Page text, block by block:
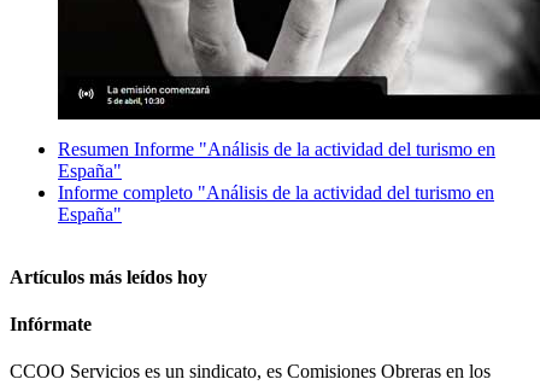
Resumen Informe "Análisis de la actividad del turismo en
España"
Informe completo "Análisis de la actividad del turismo en
España"
Artículos más leídos hoy
Infórmate
CCOO Servicios es un sindicato, es Comisiones Obreras en los